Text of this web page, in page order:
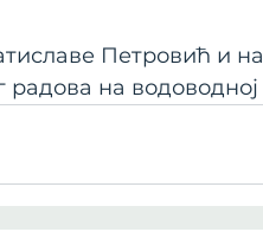
Петровић и
радова на